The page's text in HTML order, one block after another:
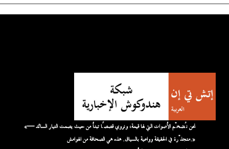
«نحن نُضخّم الأصوات التي لها قيمة، ونروي قصصًا تبدأ من حيث يصمت التيار السائد —
متجذّرة في الحقيقة وواعية بالسياق. هذه هي الصحافة من الهوامش.»